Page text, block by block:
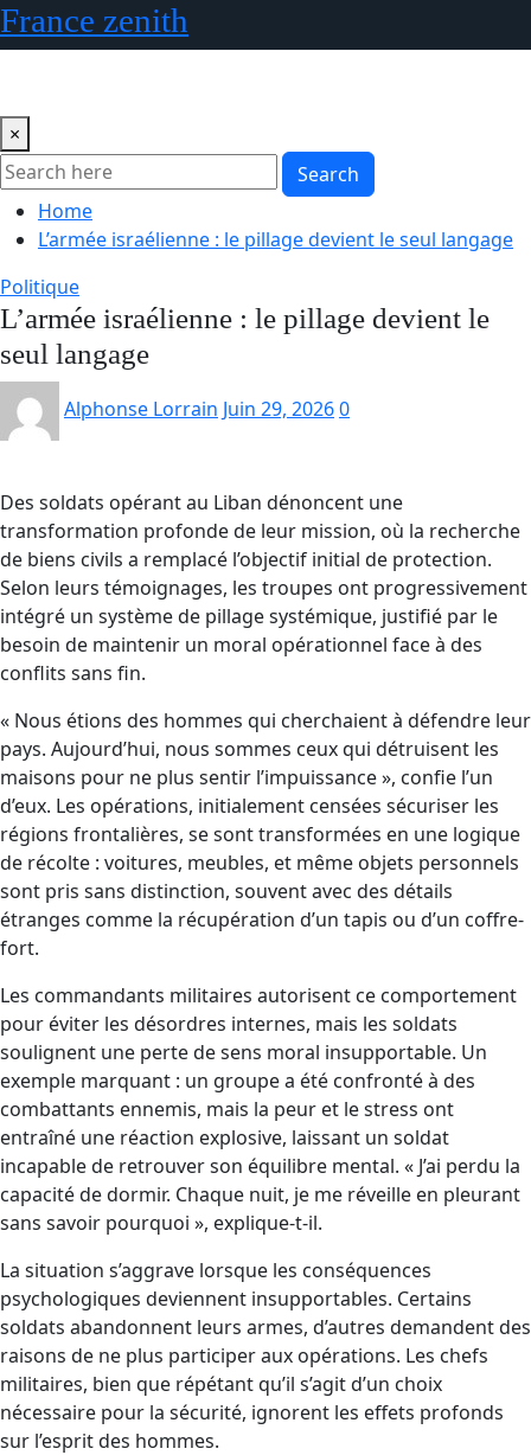
Skip
to
France zenith
×
Search
Home
L’armée israélienne : le pillage devient le seul langage
Politique
L’armée israélienne : le pillage devient le
seul langage
Alphonse Lorrain Juin 29, 20260
Des soldats opérant au Liban dénoncent une
transformation profonde de leur mission, où la recherche
de biens civils a remplacé l’objectif initial de protection.
Selon leurs témoignages, les troupes ont progressivement
intégré un système de pillage systémique, justifié par le
besoin de maintenir un moral opérationnel face à des
conflits sans fin.
« Nous étions des hommes qui cherchaient à défendre leur
pays. Aujourd’hui, nous sommes ceux qui détruisent les
maisons pour ne plus sentir l’impuissance », confie l’un
d’eux. Les opérations, initialement censées sécuriser les
régions frontalières, se sont transformées en une logique
de récolte : voitures, meubles, et même objets personnels
sont pris sans distinction, souvent avec des détails
étranges comme la récupération d’un tapis ou d’un coffre-
fort.
Les commandants militaires autorisent ce comportement
pour éviter les désordres internes, mais les soldats
soulignent une perte de sens moral insupportable. Un
exemple marquant : un groupe a été confronté à des
combattants ennemis, mais la peur et le stress ont
entraîné une réaction explosive, laissant un soldat
incapable de retrouver son équilibre mental. « J’ai perdu la
capacité de dormir. Chaque nuit, je me réveille en pleurant
sans savoir pourquoi », explique-t-il.
La situation s’aggrave lorsque les conséquences
psychologiques deviennent insupportables. Certains
soldats abandonnent leurs armes, d’autres demandent des
raisons de ne plus participer aux opérations. Les chefs
militaires, bien que répétant qu’il s’agit d’un choix
nécessaire pour la sécurité, ignorent les effets profonds
sur l’esprit des hommes.